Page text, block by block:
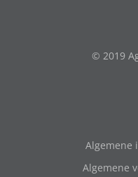
© 2019
Algemene
Algemene